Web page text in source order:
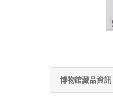
博物館藏品資訊